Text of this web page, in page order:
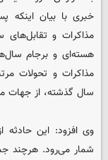
خبری با بیان اینکه
مذاکرات و تقابل‌های
هسته‌ای و برجام
مذاکرات و تحولات
سال گذشته، از جهات
وی افزود: این حادثه
شمار می‌رود. هرچند